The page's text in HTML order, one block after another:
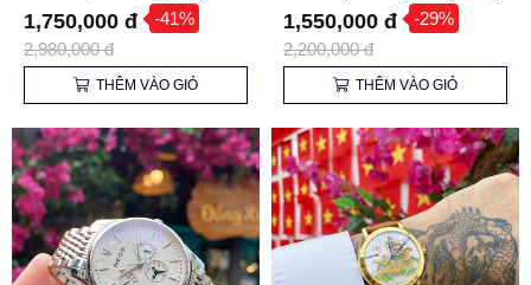
Vàng, Kính Sapphire
1,750,000 đ -41%
2,980,000 đ
THÊM VÀO GIỎ
Trọng, Kính Sapphire
1,550,000 đ -29%
2,200,000 đ
THÊM VÀO GIỎ